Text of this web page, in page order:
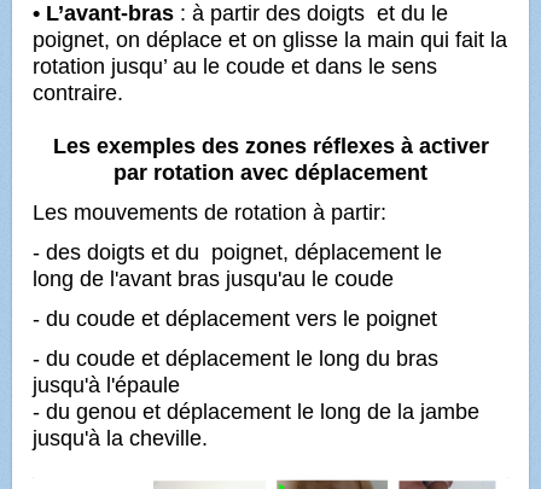
• L’avant-bras :à partir des doigts et du le
poignet, on déplace et on glisse la main qui fait la
rotation jusqu’ au le coude et dans le sens
contraire.
Les exemples des zones réflexes à activer
par rotation avec déplacement
Les mouvements de rotation à partir:
- des doigts et du poignet, déplacement le
long de l'avant bras jusqu'au le coude
- du coude et déplacement vers le poignet
- du coude et déplacement le long du bras
jusqu'à l'épaule
- du genou et déplacement le long de la jambe
jusqu'à la cheville.